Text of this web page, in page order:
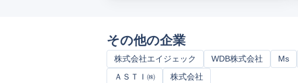
その他の企業
株式会社エイジェック WDB株式会社 Ms
ＡＳＴＩ㈱
株式会社